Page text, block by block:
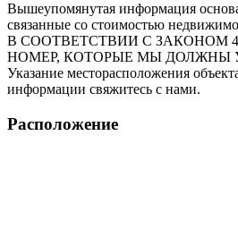
Вышеупомянутая информация
связанные со стоимостью
В СООТВЕТСТВИИ С ЗАКОНОМ
НОМЕР, КОТОРЫЕ МЫ ДОЛЖНЫ
Указание месторасположения
информации свяжитесь с нами.
Расположение